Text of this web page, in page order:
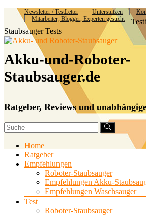
Newsletter / TestLetter Unterstützen
Mitarbeiter, Blogger, Experten gesucht
Staubsauger Tests
Akku-und-Roboter-
Staubsauger.de
Ratgeber, Reviews und
Home
Ratgeber
Empfehlungen
Roboter-Staubsauger
Empfehlungen Akku-
Empfehlungen Waschsauger
Test
Roboter-Staubsauger